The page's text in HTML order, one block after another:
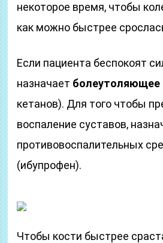
некоторое время, чтобы
как можно быстрее
Если пациента беспокоят
назначает болеутоляющее
кетанов). Для того чтобы
воспаление суставов,
противовоспалительных
(ибупрофен).
Чтобы кости быстрее